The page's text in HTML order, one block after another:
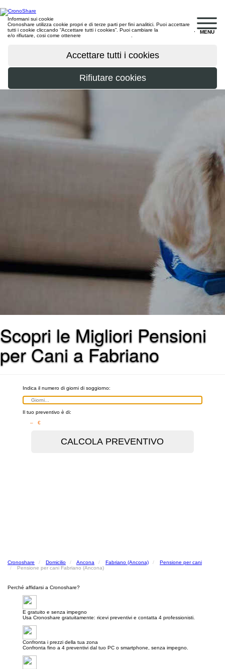
MENU
Informani sui cookie
Cronoshare utilizza cookie propri e di terze parti per fini analitici. Puoi accettare
tutti i cookie cliccando “Accettare tutti i cookies”. Puoi cambiare la
e/o rifiutare, cosi come ottenere
Scopri le Migliori Pensioni
per Cani a Fabriano
Indica il numero di giorni di soggiorno:
Il tuo preventivo è di:
– €
Cronoshare Domicilio Ancona Fabriano (Ancona)
Pensione per cani
Pensione per cani Fabriano (Ancona)
Perché affidarsi a Cronoshare?
E gratuito e senza impegno
Usa Cronoshare gratuitamente: ricevi preventivi e contatta 4 professionisti.
Confronta i prezzi della tua zona
Confronta fino a 4 preventivi dal tuo PC o smartphone, senza impegno.